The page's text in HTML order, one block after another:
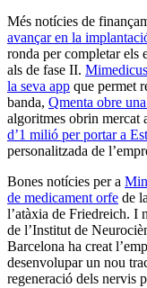
Més notícies de
avançar en la
ronda per completar els
als de fase II.
la seva app que permet
banda, Qmenta obre
algoritmes obrin mercat
d’1 milió per portar a
personalitzada de
Bones notícies per a
de medicament orfe de
l’atàxia de Friedreich. I
de l’Institut de
Barcelona ha creat
desenvolupar un nou
regeneració dels nervis